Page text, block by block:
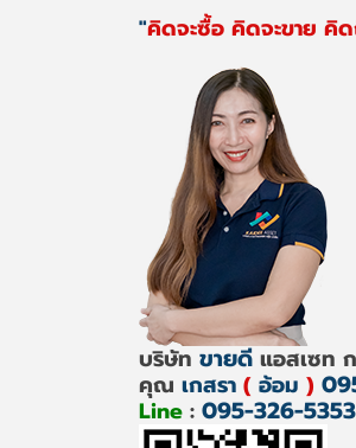
"คิดจะซื้อ คิดจะขาย คิ
บริษัท ขายดี แอสเซท
คุณ เกสรา ( อ้อม )
Line : 095-326-5353